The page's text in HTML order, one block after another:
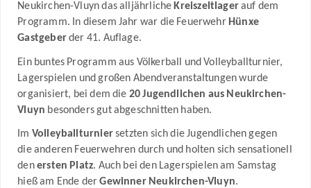
Neukirchen-Vluyn das alljährlicheKreiszeltlagerauf dem
Programm. In diesem Jahr war die Feuerwehr Hünxe
Gastgeberder 41. Auflage.
Ein buntes Programm aus Völkerball und Volleyballturnier,
Lagerspielen und großen Abendveranstaltungen wurde
organisiert, bei dem die 20 Jugendlichen aus Neukirchen-
Vluyn besonders gut abgeschnitten haben.
Im Volleyballturniersetzten sich die Jugendlichen gegen
die anderen Feuerwehren durch und holten sich sensationell
denersten Platz. Auch bei den Lagerspielen am Samstag
hieß am Ende derGewinner Neukirchen-Vluyn.